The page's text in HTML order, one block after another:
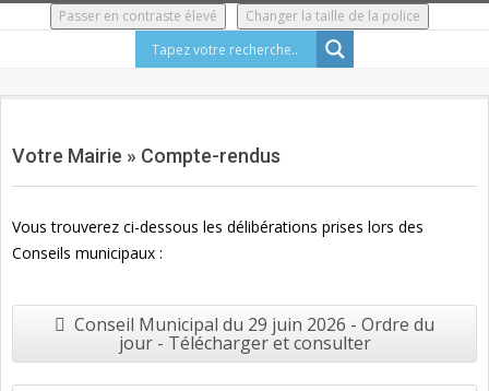
Passer en contraste élevé Changer la taille de la police
Menu
Votre Mairie » Compte-rendus
Vous trouverez ci-dessous les délibérations prises lors des
Conseils municipaux :
Conseil Municipal du 29 juin 2026 - Ordre du
jour - Télécharger et consulter